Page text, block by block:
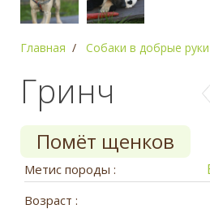
Главная Собаки в добрые руки
Гринч
Помёт щенков
Метис породы :
Возраст :